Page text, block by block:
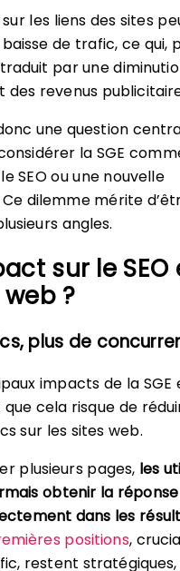
les liens des sites
de trafic, ce qui,
par une
des revenus
une question
la SGE
SEO ou une nouvelle
dilemme mérite
angles.
sur le SEO
?
plus de
impacts de la SGE
cela risque de
sur les sites web.
plusieurs pages, les
obtenir la réponse
dans les
positions,
restent stratégiques,